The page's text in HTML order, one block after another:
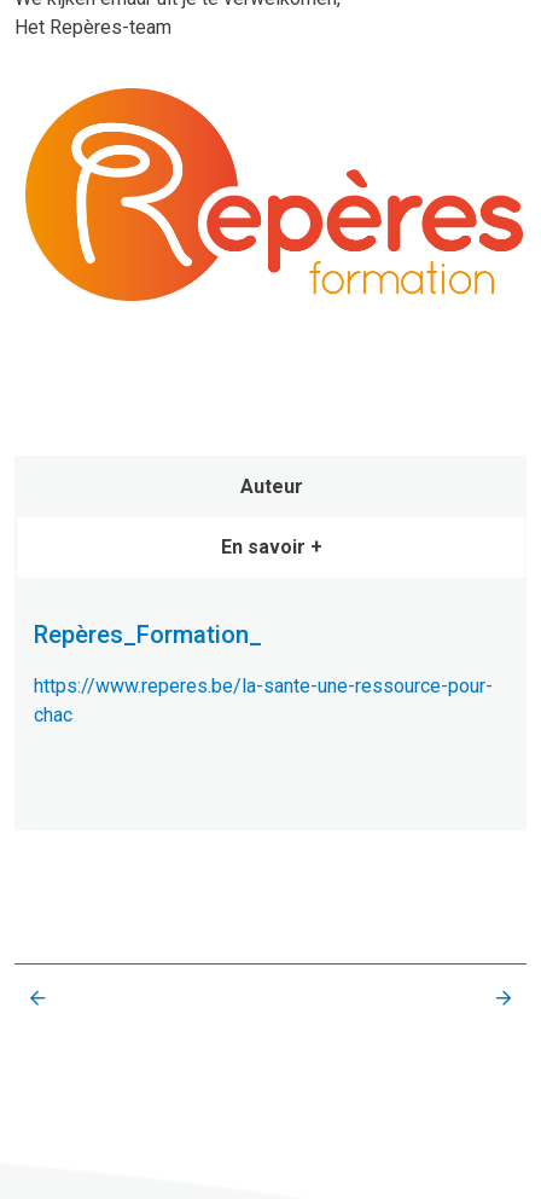
Het Repères-team
Auteur
En savoir +
Repères_Formation_
https://www.reperes.be/la-sante-une-ressource-pour-
chac